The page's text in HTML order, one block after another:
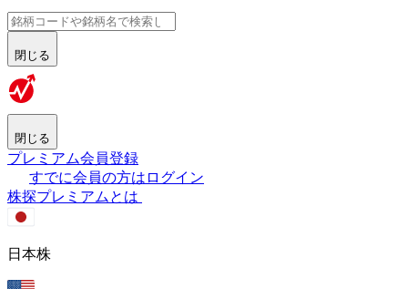
閉じる
閉じる
プレミアム会員登録
すでに会員の方はログイン
株探プレミアムとは
日本株